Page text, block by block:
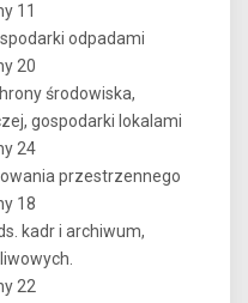
11
odpadami
20
środowiska,
gospodarki lokalami
24
przestrzennego
18
kadr i archiwum,
22